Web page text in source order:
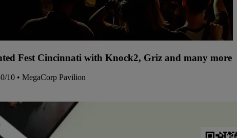
Fest Cincinnati with Knock2, Griz and many more
10 • MegaCorp Pavilion